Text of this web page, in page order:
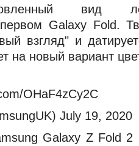
вид
Galaxy Fold.
взгляд" и
на новый вариант
OHaF4zCy2C
July 19, 2020
Galaxy Z Fold